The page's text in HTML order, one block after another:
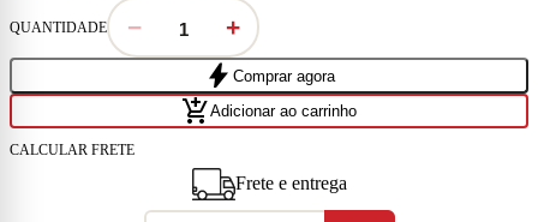
QUANTIDADE − +
bolt Comprar agora
add_shopping_cartAdicionar ao carrinho
CALCULAR FRETE
Frete e entrega